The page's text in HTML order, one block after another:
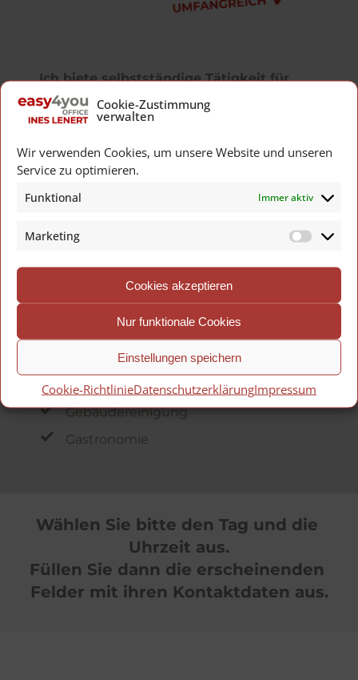
Cookie-Zustimmung
verwalten
Wir verwenden Cookies, um unsere Website und unseren
Service zu optimieren.
Funktional Immer aktiv
Marketing
Cookies akzeptieren
Nur funktionale Cookies
Einstellungen speichern
Cookie-RichtlinieDatenschutzerklärungImpressum
Ich biete selbstständige Tätigkeit für
verschiedene Branchen:
Installateure
Immobilien-Büros
Unternehmensberatungen
Ordinationen/Arztpraxen
Physiotherapeuten / Heilpraktiker /
Masseure
Coach:innen / Trainer:innen
Sportvereine
Gebäudereinigung
Gastronomie
Wählen Sie bitte den Tag und die
Uhrzeit aus.
Füllen Sie dann die erscheinenden
Felder mit ihren Kontaktdaten aus.